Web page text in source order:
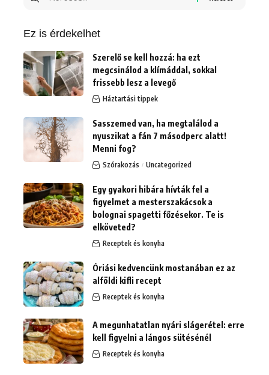
Ez is érdekelhet
Szerelő se kell hozzá: ha ezt
megcsinálod a klímáddal, sokkal
frissebb lesz a levegő
Háztartási tippek
Sasszemed van, ha megtalálod a
nyuszikat a fán 7 másodperc alatt!
Menni fog?
Szórakozás Uncategorized
Egy gyakori hibára hívták fel a
figyelmet a mesterszakácsok a
bolognai spagetti főzésekor. Te is
elköveted?
Receptek és konyha
Óriási kedvencünk mostanában ez az
alföldi kifli recept
Receptek és konyha
A megunhatatlan nyári slágerétel: erre
kell figyelni a lángos sütésénél
Receptek és konyha